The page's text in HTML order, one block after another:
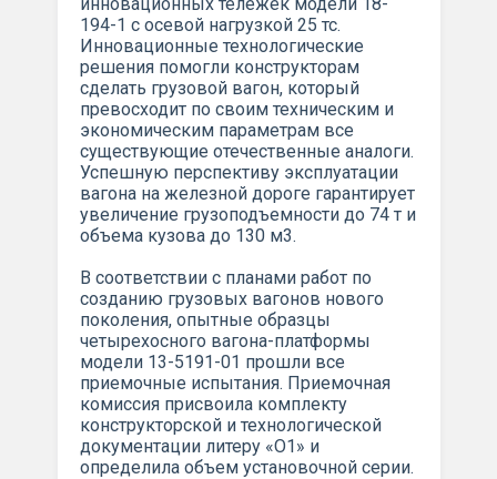
194-1 с осевой нагрузкой 25 тс.
Инновационные технологические
решения помогли конструкторам
сделать грузовой вагон, который
превосходит по своим техническим и
экономическим параметрам все
существующие отечественные аналоги.
Успешную перспективу эксплуатации
вагона на железной дороге гарантирует
увеличение грузоподъемности до 74 т и
объема кузова до 130 м3.
В соответствии с планами работ по
созданию грузовых вагонов нового
поколения, опытные образцы
четырехосного вагона-платформы
модели 13-5191-01 прошли все
приемочные испытания. Приемочная
комиссия присвоила комплекту
конструкторской и технологической
документации литеру «О1» и
определила объем установочной серии.